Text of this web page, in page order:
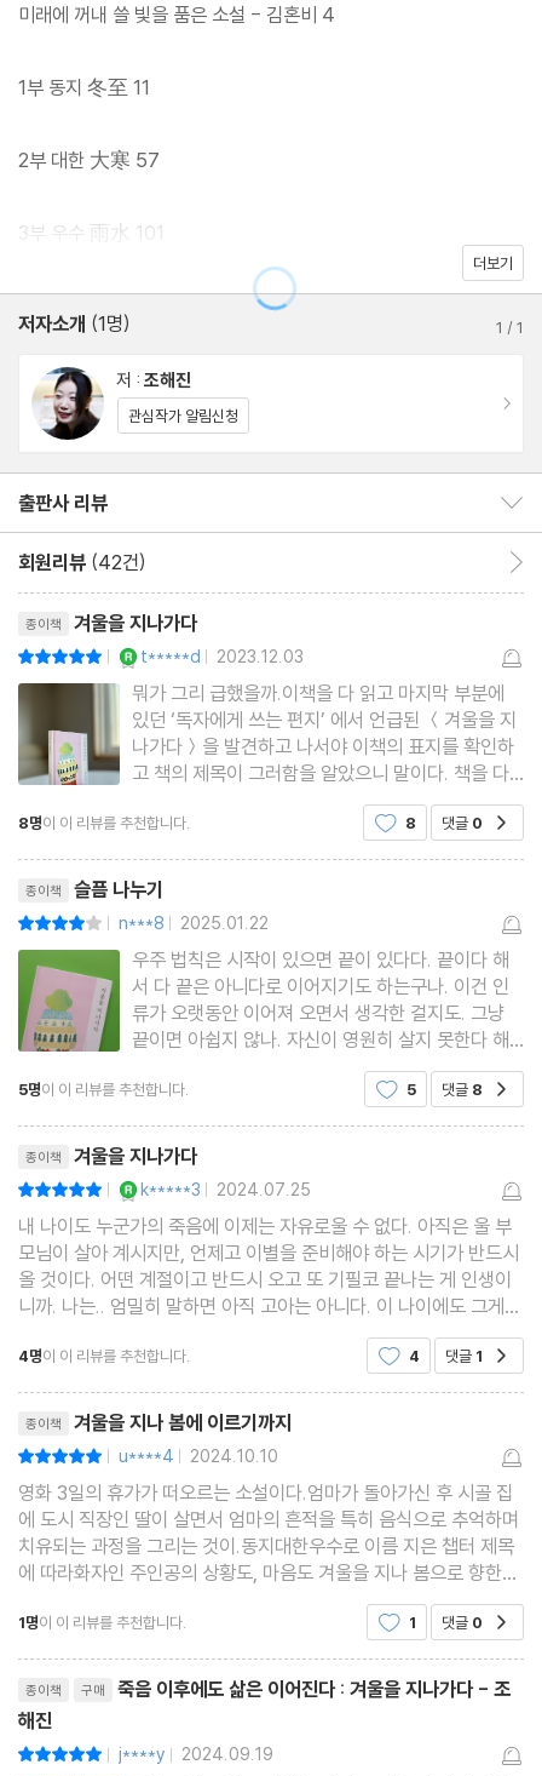
의 『겨울을 지나가다』가 출간되었다. 2022년 동인문학상 수상작
에 선보이는 신작 소설이다. 2004년 등단한 이래 사회 주변부로 밀
려난 소외된 사람들의 이야기를 일관되게 들려준 조해진 작가는 여
섯 권의 장편과 다섯 권의 소설집을 발표하고, 신동엽문학상, 이효석
문학상, 대산문학상, 동인문학상 등 유수의 문학상을 수상하며 그만
의 작품 세계를 펼쳐왔다.
『겨울을 지나가다』는 췌장암 선고를 받은 엄마와 사별한 뒤 홀로 남
겨진 주인공이 엄마의 죽음을 애도하며 다시 일어서는 과정을 그리
는 작품이다. 필연적으로 작별을 겪어야 하는 세상의 모든 엄마와 딸
에게 바치는 헌사이자, 커다란 상실의 슬픔 속에서도 또 다른 아픈
작가가 보여온 타인의 고통과 상처를 보듬는 시선은 여전하지만, 삶
그 너머까지를 아우르는 한층 더 깊어진 사유와 정밀하게 세공된 문
체로 보다 따스한 희망을 빛을 선사하고 있다.
소설은 밤이 연중 가장 긴 날인 ‘동지’와 가장 추운 시기인 ‘대한’, 날
씨가 풀려 초목이 싹트는 ‘우수’에 이르기까지 절기의 변화에 따라
진행된다. 아픔을 딛고 세상 밖으로 나아가려는 주인공의 옆에는 절
를 찾아 날아가는 새, 흐르는 물소리를 들려주는 강이 있었다. 엄마
가 떠났다는 사실조차 실감할 수 없고, 자신을 향한 걱정이 때론 외
로움으로 내몰기도 하지만, “아직은 혼자가 아니”라는 감각이, 어둠
속에서도 퇴색되지 않는 누군가를 돌보려는 마음이 있었다.
김혼비 작가는 이 소설을 읽고, “상실 이후의 삶과 애도의 의미에 관
해 사려 깊고 면밀하게 써 내려간” 작품이며 “조해진의 소설을 읽는
것은 언젠가 무너져 내렸을 때 스스로를 일으켜 세울 힘을 비축해두
는 일”이라고 추천했다. 박준 시인 또한 “별 기대 없이 돌보던 것들
이 실은 나를 보살펴주고 있었다”는 사실을 일깨우며 “다시 허름한
사랑을 시작”하게 하는 소설이라는 소감을 남겨주었다.
미래에 꺼내 쓸 빛을 품은 소설 - 김혼비 4
1부 동지 冬至 11
2부 대한 大寒 57
3부 우수 雨水 101
겨울을 지나가는 사람에게 135
더보기
저자소개 (1명) 1 /1
저 : 조해진
관심작가 알림신청
출판사 리뷰
회원리뷰 (42건)
종이책 겨울을 지나가다
| t*****d | 2023.12.03
뭐가 그리 급했을까.이책을 다 읽고 마지막 부분에
있던 ‘독자에게 쓰는 편지’ 에서 언급된 ＜겨울을 지
나가다＞을 발견하고 나서야 이책의 표지를 확인하
고 책의 제목이 그러함을 알았으니 말이다. 책을 다
읽고 정신을 차려보니 베갯잇이 차갑다. 나이가 들어
서일까 이책 때문인걸까 눈물이 자꾸만 흐른다. 그래
다.이런 시대에 여전
8명이 이 리뷰를 추천합니다. 8 댓글 0
종이책 슬픔 나누기
| n***8 | 2025.01.22
우주 법칙은 시작이 있으면 끝이 있다다. 끝이다 해
서 다 끝은 아니다로 이어지기도 하는구나. 이건 인
류가 오랫동안 이어져 오면서 생각한 걸지도. 그냥
끝이면 아쉽지 않나. 자신이 영원히 살지 못한다 해
도 인류는 다른 사람, 다음 세대로 이어진다는 걸 안
다. 이건 인류만 그런 건 아니다. 나무 동물 목숨 있는
살아가는 뜻을 찾
5명이 이 리뷰를 추천합니다. 5 댓글 8
종이책 겨울을 지나가다
| k*****3 | 2024.07.25
내 나이도 누군가의 죽음에 이제는 자유로울 수 없다. 아직은 울 부
모님이 살아 계시지만, 언제고 이별을 준비해야 하는 시기가 반드시
올 것이다. 어떤 계절이고 반드시 오고 또 기필코 끝나는 게 인생이
니까. 나는.. 엄밀히 말하면 아직 고아는 아니다. 이 나이에도 그게
얼마나 감사하고 행복한 일인지. 조금은 알 수 있다. 하지만 그렇다
고 해서 내가 엄마나 아빠와 추억할 다양한 사
4명이 이 리뷰를 추천합니다. 4 댓글 1
종이책 겨울을 지나 봄에 이르기까지
| u****4 | 2024.10.10
영화 3일의 휴가가 떠오르는 소설이다.엄마가 돌아가신 후 시골 집
에 도시 직장인 딸이 살면서 엄마의 흔적을 특히 음식으로 추억하며
치유되는 과정을 그리는 것이.동지대한우수로 이름 지은 챕터 제목
에 따라화자인 주인공의 상황도, 마음도 겨울을 지나 봄으로 향한다.
조해진 작가가 책 뒷부분에 쓴 독자에게 쓴 편지'겨울을 지나는 사람
에게' 가소설처럼 따뜻하다.작가의 많은 작품들
1명이 이 리뷰를 추천합니다. 1 댓글 0
종이책 구매
죽음 이후에도 삶은 이어진다 : 겨울을 지나가다 - 조
해진
| j****y | 2024.09.19